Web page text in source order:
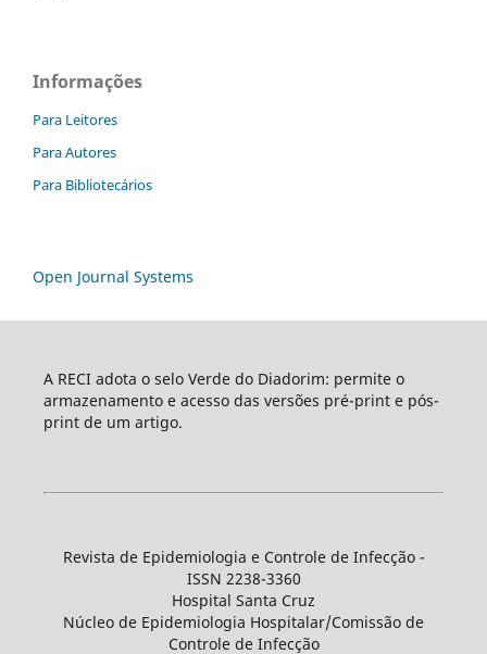
Informações
Para Leitores
Para Autores
Para Bibliotecários
Open Journal Systems
A RECI adota o selo Verde do Diadorim: permite o
armazenamento e acesso das versões pré-print e pós-
print de um artigo.
Revista de Epidemiologia e Controle de Infecção -
ISSN 2238-3360
Hospital Santa Cruz
Núcleo de Epidemiologia Hospitalar/Comissão de
Controle de Infecção